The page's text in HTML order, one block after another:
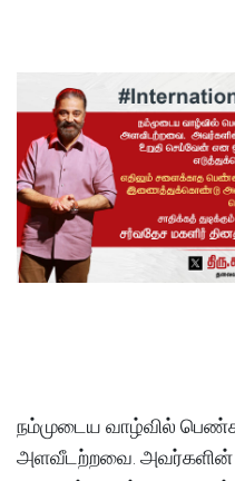
நம்முடைய வாழ்வில்
அளவீடற்றவை.